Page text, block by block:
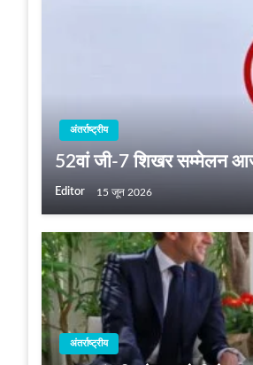
अंतर्राष्ट्रीय
52वां जी-7 शिखर सम्‍मेलन
Editor 15 जून 2026
अंतर्राष्ट्रीय